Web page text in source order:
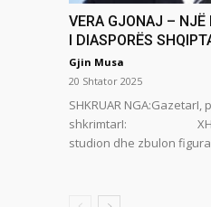
VERA GJONAJ – NJË
I DIASPORËS
Gjin Musa
20 Shtator 2025
SHKRUAR
shkrimtarI:
studion dhe zbulon